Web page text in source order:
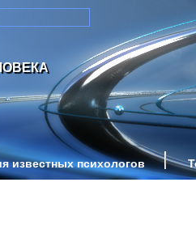
известных психологов